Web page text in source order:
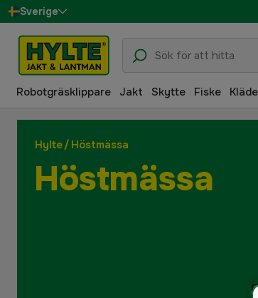
Sverige
Danmark
Suomi
Norge
Robotgräsklippare Jakt Skytte Fiske
Hylte/ Höstmässa
Höstmässa